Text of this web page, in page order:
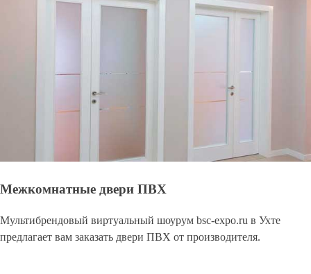
Межкомнатные двери ПВХ
Мультибрендовый виртуальный шоурум bsc-expo.ru в Ухте
предлагает вам заказать двери ПВХ от производителя.